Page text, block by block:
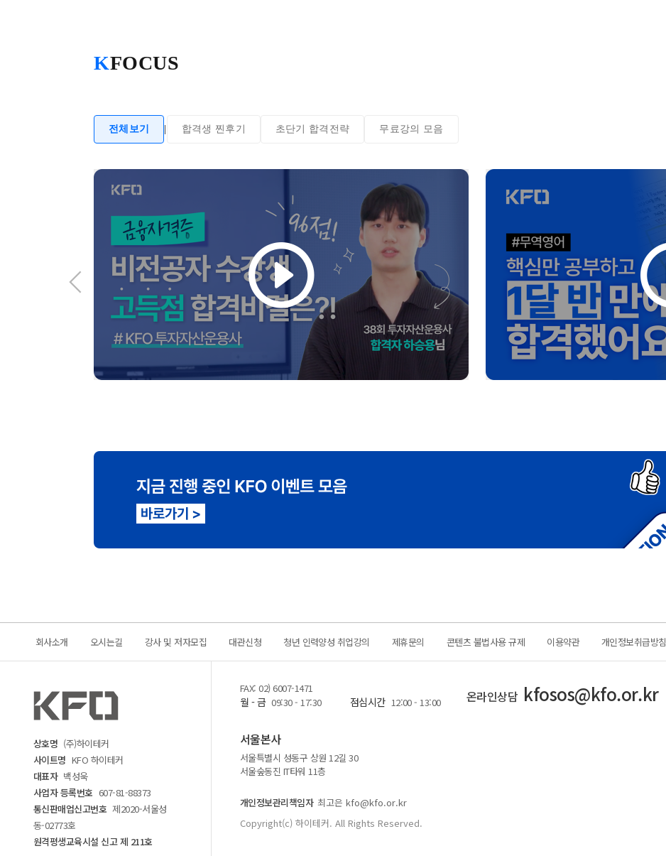
KFOCUS
전체보기 합격생 찐후기 초단기 합격전략 무료강의 모음
회사소개 오시는길 강사 및 저자모집 대관신청 청년 인력양성 취업강의 제휴문의 콘텐츠 불법사용 규제 이용약관 개인정보취급방침
상호명 (주)하이테커
사이트명 KFO 하이테커
대표자 백성욱
사업자 등록번호 607-81-88373
통신판매업신고번호 제2020-서울성
동-02773호
원격평생교육시설 신고 제 211호
FAX: 02) 6007-1471
월 - 금 09:30 - 17:30 점심시간 12:00 - 13:00 온라인상담 kfosos@kfo.or.kr
서울본사
서울특별시 성동구 상원 12길 30
서울숲동진 IT타워 11층
개인정보관리책임자 최고은 kfo@kfo.or.kr
Copyright(c) 하이테커. All Rights Reserved.